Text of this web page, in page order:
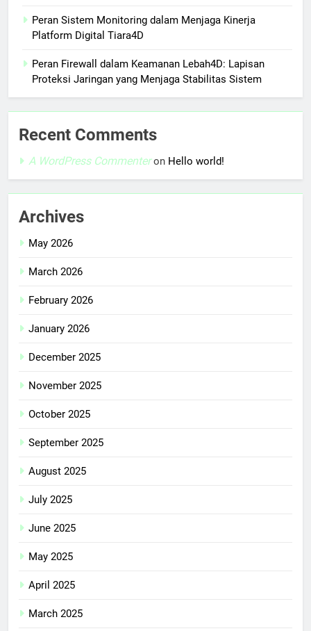
Peran Sistem Monitoring dalam Menjaga Kinerja
Platform Digital Tiara4D
Peran Firewall dalam Keamanan Lebah4D: Lapisan
Proteksi Jaringan yang Menjaga Stabilitas Sistem
Recent Comments
A WordPress Commenteron Hello world!
Archives
May 2026
March 2026
February 2026
January 2026
December 2025
November 2025
October 2025
September 2025
August 2025
July 2025
June 2025
May 2025
April 2025
March 2025